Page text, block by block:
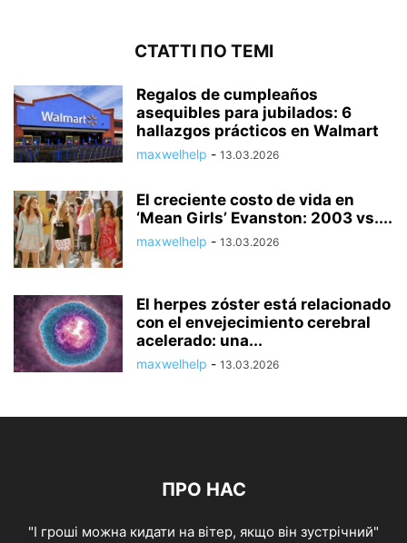
СТАТТІ ПО ТЕМІ
Regalos de cumpleaños
asequibles para jubilados: 6
hallazgos prácticos en Walmart
maxwelhelp - 13.03.2026
El creciente costo de vida en
‘Mean Girls’ Evanston: 2003 vs....
maxwelhelp - 13.03.2026
El herpes zóster está relacionado
con el envejecimiento cerebral
acelerado: una...
maxwelhelp - 13.03.2026
ПРО НАС
"І гроші можна кидати на вітер, якщо він зустрічний"